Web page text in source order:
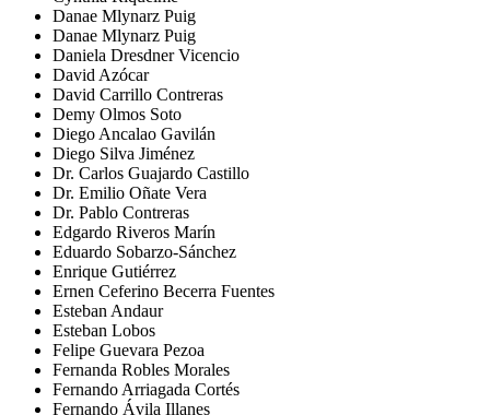
Danae Mlynarz Puig
Danae Mlynarz Puig
Daniela Dresdner Vicencio
David Azócar
David Carrillo Contreras
Demy Olmos Soto
Diego Ancalao Gavilán
Diego Silva Jiménez
Dr. Carlos Guajardo Castillo
Dr. Emilio Oñate Vera
Dr. Pablo Contreras
Edgardo Riveros Marín
Eduardo Sobarzo-Sánchez
Enrique Gutiérrez
Ernen Ceferino Becerra Fuentes
Esteban Andaur
Esteban Lobos
Felipe Guevara Pezoa
Fernanda Robles Morales
Fernando Arriagada Cortés
Fernando Ávila Illanes